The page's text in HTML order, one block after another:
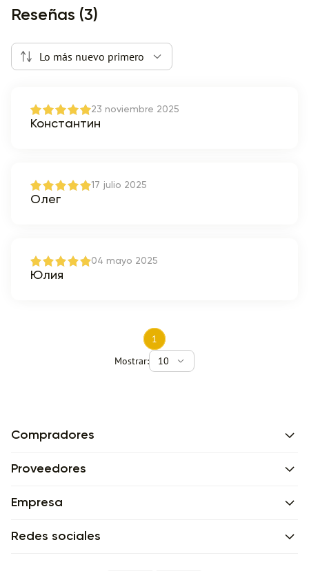
Reseñas (3)
Lo más nuevo primero
23 noviembre 2025
Константин
17 julio 2025
Олег
04 mayo 2025
Юлия
1
Mostrar:
10
Compradores
Proveedores
Empresa
Redes sociales